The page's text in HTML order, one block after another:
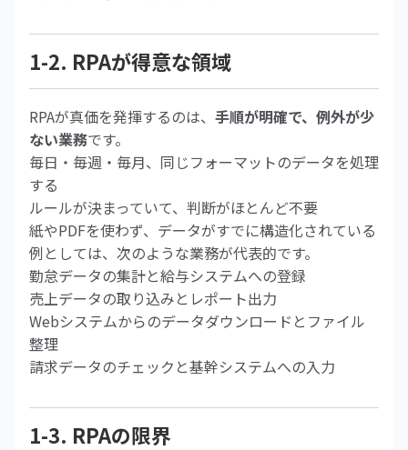
1-2. RPAが得意な領域
RPAが真価を発揮するのは、 手順が明確で、例外が少
ない業務です。
毎日・毎週・毎月、同じフォーマットのデータを処理
する
ルールが決まっていて、判断がほとんど不要
紙やPDFを使わず、データがすでに構造化されている
例としては、次のような業務が代表的です。
勤怠データの集計と給与システムへの登録
売上データの取り込みとレポート出力
Webシステムからのデータダウンロードとファイル
整理
請求データのチェックと基幹システムへの入力
1-3. RPAの限界